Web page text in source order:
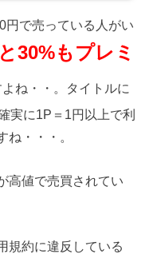
円で売っている人がい
30%もプレミ
よね・・。タイトルに
実に1P＝1円以上で利
ね・・・。
高値で売買されてい
規約に違反している